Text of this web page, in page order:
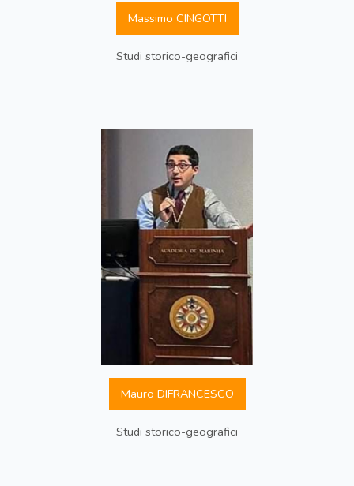
Massimo CINGOTTI
Studi storico-geografici
Mauro DIFRANCESCO
Studi storico-geografici